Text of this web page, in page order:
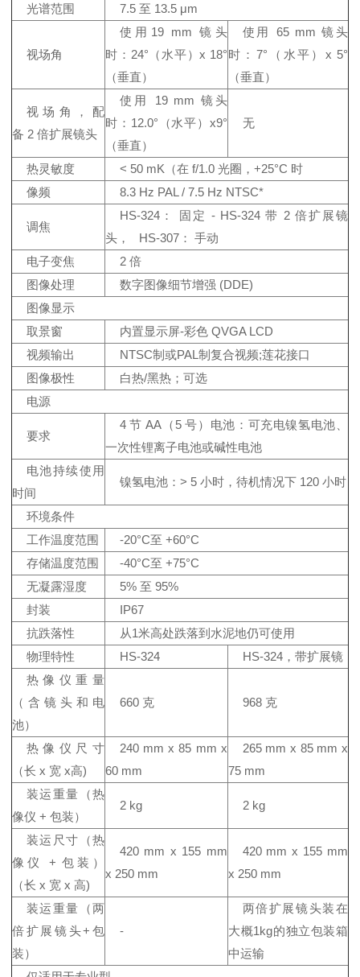
光谱范围
7.5 至 13.5 μm
视场角
使用19 mm 镜头
时：24°（水平）x 18°
（垂直）
使用 65 mm 镜头
时：7°（水平）x 5°
（垂直）
视场角，配
备 2 倍扩展镜头
使用 19 mm 镜头
时：12.0°（水平）x9°
（垂直）
无
热灵敏度
< 50 mK（在 f/1.0 光圈，+25°C 时
像频
8.3 Hz PAL / 7.5 Hz NTSC*
调焦
HS-324： 固定 - HS-324 带 2 倍扩展镜
头， HS-307： 手动
电子变焦
2 倍
图像处理
数字图像细节增强 (DDE)
图像显示
取景窗
内置显示屏-彩色 QVGA LCD
视频输出
NTSC制或PAL制复合视频;莲花接口
图像极性
白热/黑热；可选
电源
要求
4 节 AA（5 号）电池：可充电镍氢电池、
一次性锂离子电池或碱性电池
电池持续使用
时间
镍氢电池：> 5 小时，待机情况下 120 小时
环境条件
工作温度范围
-20°C至 +60°C
存储温度范围
-40°C至 +75°C
无凝露湿度
5% 至 95%
封装
IP67
抗跌落性
从1米高处跌落到水泥地仍可使用
物理特性
HS-324
HS-324，带扩展镜
热像仪重量
（含镜头和电
池）
660 克 968 克
热像仪尺寸
（长 x 宽 x高)
240 mm x 85 mm x
60 mm
265 mm x 85 mm x
75 mm
装运重量（热
像仪 + 包装）
2 kg 2 kg
装运尺寸（热
像仪 + 包装）
（长 x 宽 x 高)
420 mm x 155 mm
x 250 mm
420 mm x 155 mm
x 250 mm
装运重量（两
倍扩展镜头+包
装）
-
两倍扩展镜头装在
大概1kg的独立包装箱
中运输